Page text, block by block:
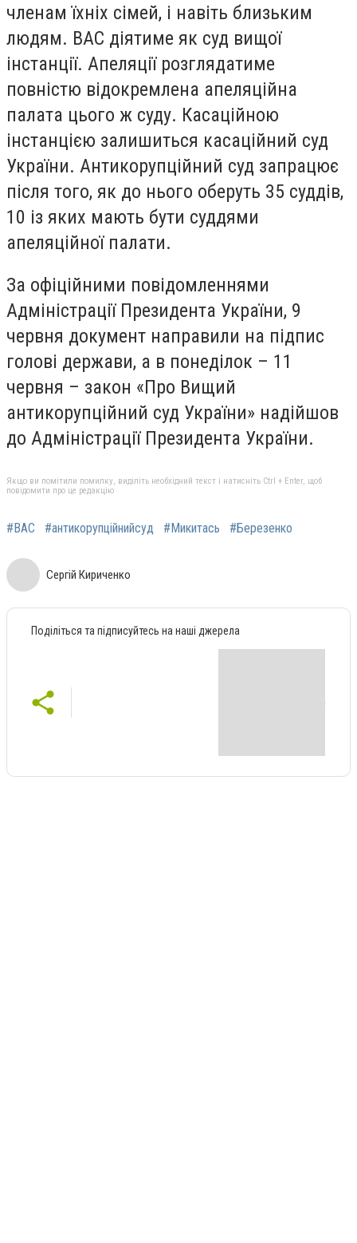
членам їхніх сімей, і навіть близьким
людям. ВАС діятиме як суд вищої
інстанції. Апеляції розглядатиме
повністю відокремлена апеляційна
палата цього ж суду. Касаційною
інстанцією залишиться касаційний суд
України. Антикорупційний суд запрацює
після того, як до нього оберуть 35 суддів,
10 із яких мають бути суддями
апеляційної палати.
За офіційними повідомленнями
Адміністрації Президента України, 9
червня документ направили на підпис
голові держави, а в понеділок – 11
червня – закон «Про Вищий
антикорупційний суд України» надійшов
до Адміністрації Президента України.
Якщо ви помітили помилку, виділіть необхідний текст і натисніть Ctrl + Enter, щоб
повідомити про це редакцію
#ВАС #антикорупційнийсуд #Микитась #Березенко
Сергій Кириченко
Поділіться та підписуйтесь на наші джерела